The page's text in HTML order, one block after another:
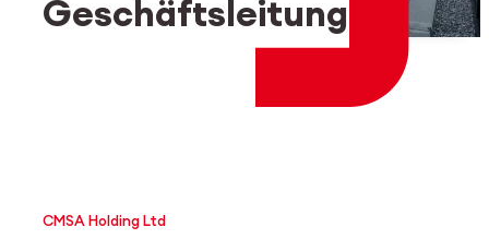
Geschäftsleitung
CMSA Holding Ltd